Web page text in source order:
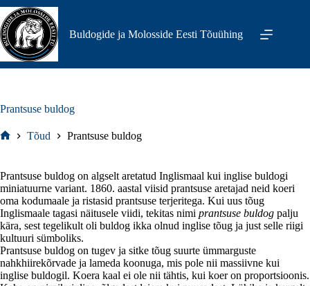
Skip
to
content
Buldogide ja Molosside Eesti Tõuühing
Prantsuse buldog
Tõud Prantsuse buldog
Prantsuse buldog on algselt aretatud Inglismaal kui inglise buldogi
miniatuurne variant. 1860. aastal viisid prantsuse aretajad neid koeri
oma kodumaale ja ristasid prantsuse terjeritega. Kui uus tõug
Inglismaale tagasi näitusele viidi, tekitas nimi prantsuse buldog palju
kära, sest tegelikult oli buldog ikka olnud inglise tõug ja just selle riigi
kultuuri sümboliks.
Prantsuse buldog on tugev ja sitke tõug suurte ümmarguste
nahkhiirekõrvade ja lameda koonuga, mis pole nii massiivne kui
inglise buldogil. Koera kaal ei ole nii tähtis, kui koer on proportsioonis.